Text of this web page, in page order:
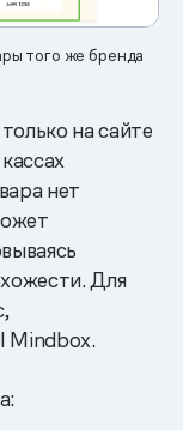
того же бренда
на сайте
нет
Для
Mindbox.